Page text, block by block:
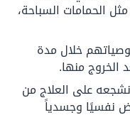
الحمامات السباحة،
خلال مدة
منها.
على العلاج من
نفسيًا وجسدياً